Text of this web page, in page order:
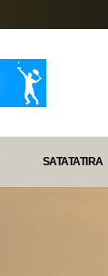
SATATATIRA